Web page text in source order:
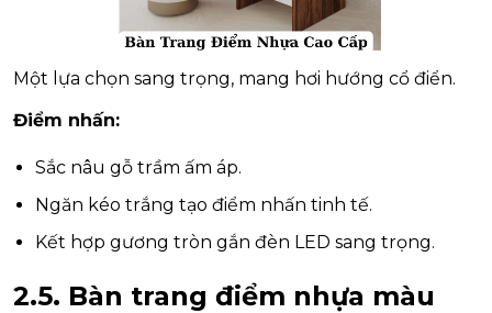
Một lựa chọn sang trọng, mang hơi hướng cổ điển.
Điểm nhấn:
Sắc nâu gỗ trầm ấm áp.
Ngăn kéo trắng tạo điểm nhấn tinh tế.
Kết hợp gương tròn gắn đèn LED sang trọng.
2.5. Bàn trang điểm nhựa màu